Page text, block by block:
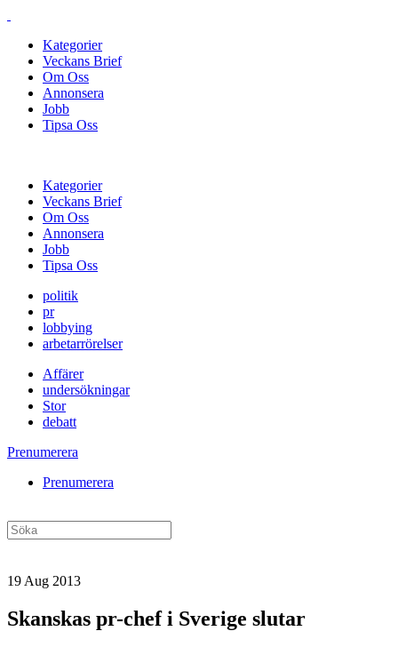
Kategorier
Veckans Brief
Om Oss
Annonsera
Jobb
Tipsa Oss
Kategorier
Veckans Brief
Om Oss
Annonsera
Jobb
Tipsa Oss
politik
pr
lobbying
arbetarrörelser
Affärer
undersökningar
Stor
debatt
Prenumerera
Prenumerera
19 Aug 2013
Skanskas pr-chef i Sverige slutar